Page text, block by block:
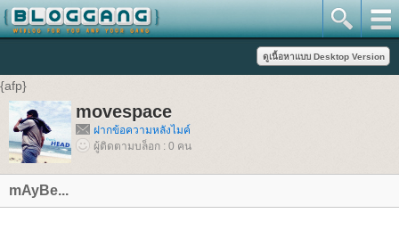
{afp}
movespace
ฝากข้อความหลังไมค์
ผู้ติดตามบล็อก : 0 คน
mAyBe...